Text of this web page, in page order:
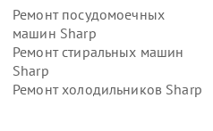
Ремонт посудомоечных
машин Sharp
Ремонт стиральных машин
Sharp
Ремонт холодильников Sharp